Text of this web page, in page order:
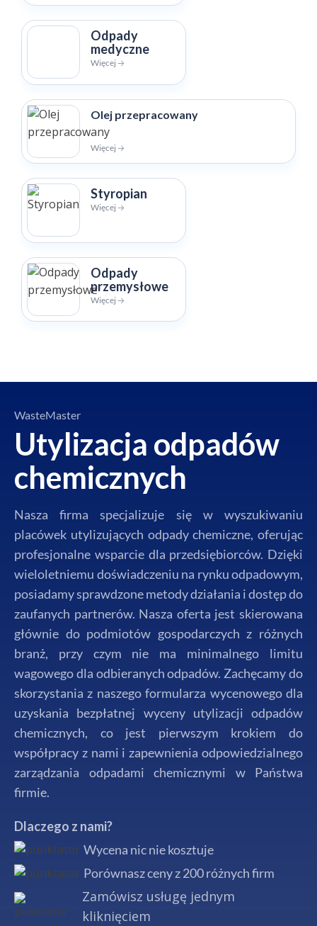
Odpady
medyczne
Więcej 🡢
Olej przepracowany
Więcej 🡢
Styropian
Więcej 🡢
Odpady
przemysłowe
Więcej 🡢
WasteMaster
Utylizacja odpadów
chemicznych
Nasza firma specjalizuje się w wyszukiwaniu
placówek utylizujących odpady chemiczne, oferując
profesjonalne wsparcie dla przedsiębiorców. Dzięki
wieloletniemu doświadczeniu na rynku odpadowym,
posiadamy sprawdzone metody działania i dostęp do
zaufanych partnerów. Nasza oferta jest skierowana
głównie do podmiotów gospodarczych z różnych
branż, przy czym nie ma minimalnego limitu
wagowego dla odbieranych odpadów. Zachęcamy do
skorzystania z naszego formularza wycenowego dla
uzyskania bezpłatnej wyceny utylizacji odpadów
chemicznych, co jest pierwszym krokiem do
współpracy z nami i zapewnienia odpowiedzialnego
zarządzania odpadami chemicznymi w Państwa
firmie.
Dlaczego z nami?
Wycena nic nie kosztuje
Porównasz ceny z 200 różnych firm
Zamówisz usługę jednym
kliknięciem